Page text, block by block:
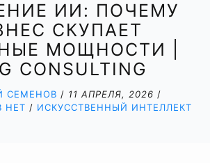
ИИ: ПОЧЕМУ
СКУПАЕТ
МОЩНОСТИ |
CONSULTING
СЕМЕНОВ / 11 АПРЕЛЯ, 2026 /
НЕТ / ИСКУССТВЕННЫЙ ИНТЕЛЛЕКТ